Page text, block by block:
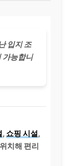
입지 조
가능합니
, 쇼핑 시설,
치해 편리